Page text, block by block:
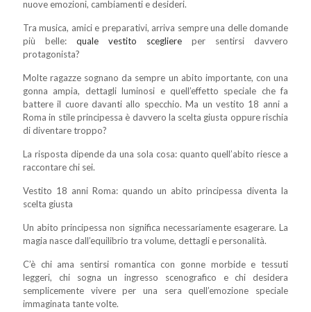
nuove emozioni, cambiamenti e desideri.
Tra musica, amici e preparativi, arriva sempre una delle domande
più belle: quale vestito scegliere per sentirsi davvero
protagonista?
Molte ragazze sognano da sempre un abito importante, con una
gonna ampia, dettagli luminosi e quell’effetto speciale che fa
battere il cuore davanti allo specchio. Ma un vestito 18 anni a
Roma in stile principessa è davvero la scelta giusta oppure rischia
di diventare troppo?
La risposta dipende da una sola cosa: quanto quell’abito riesce a
raccontare chi sei.
Vestito 18 anni Roma: quando un abito principessa diventa la
scelta giusta
Un abito principessa non significa necessariamente esagerare. La
magia nasce dall’equilibrio tra volume, dettagli e personalità.
C’è chi ama sentirsi romantica con gonne morbide e tessuti
leggeri, chi sogna un ingresso scenografico e chi desidera
semplicemente vivere per una sera quell’emozione speciale
immaginata tante volte.